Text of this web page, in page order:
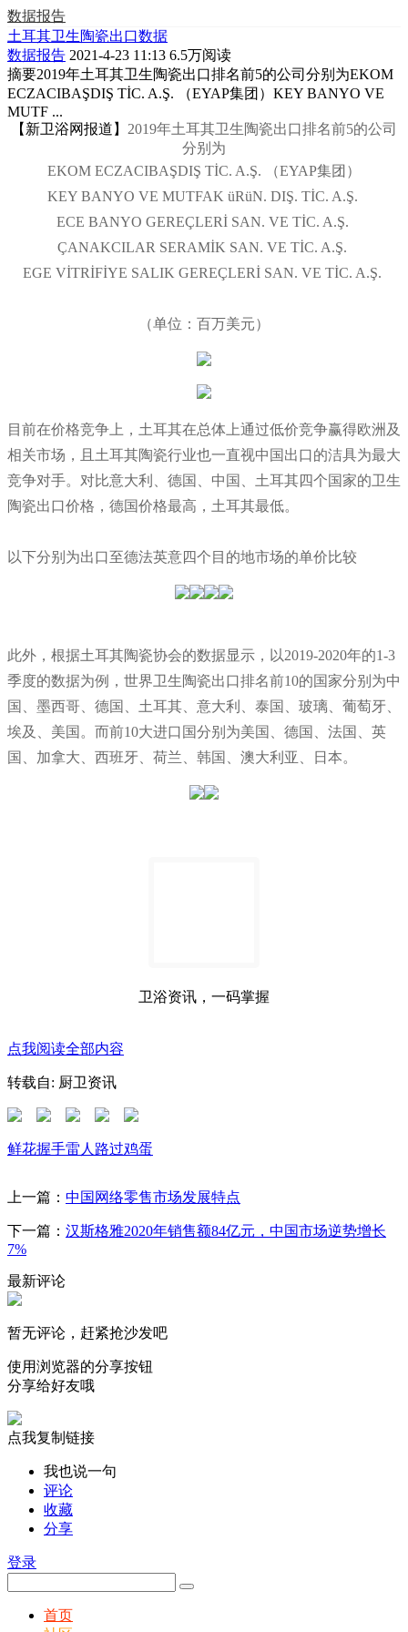
数据报告
土耳其卫生陶瓷出口数据
数据报告 2021-4-23 11:13 6.5万阅读
摘要2019年土耳其卫生陶瓷出口排名前5的公司分别为EKOM
ECZACIBAŞDIŞ TİC. A.Ş. （EYAP集团）KEY BANYO VE
MUTF ...
【新卫浴网报道】 2019年土耳其卫生陶瓷出口排名前5的公司
分别为
EKOM ECZACIBAŞDIŞ TİC. A.Ş. （EYAP集团）
KEY BANYO VE MUTFAK üRüN. DIŞ. TİC. A.Ş.
ECE BANYO GEREÇLERİ SAN. VE TİC. A.Ş.
ÇANAKCILAR SERAMİK SAN. VE TİC. A.Ş.
EGE VİTRİFİYE SALIK GEREÇLERİ SAN. VE TİC. A.Ş.
（单位：百万美元）
目前在价格竞争上，土耳其在总体上通过低价竞争赢得欧洲及
相关市场，且土耳其陶瓷行业也一直视中国出口的洁具为最大
竞争对手。对比意大利、德国、中国、土耳其四个国家的卫生
陶瓷出口价格，德国价格最高，土耳其最低。
以下分别为出口至德法英意四个目的地市场的单价比较
此外，根据土耳其陶瓷协会的数据显示，以2019-2020年的1-3
季度的数据为例，世界卫生陶瓷出口排名前10的国家分别为中
国、墨西哥、德国、土耳其、意大利、泰国、玻璃、葡萄牙、
埃及、美国。而前10大进口国分别为美国、德国、法国、英
国、加拿大、西班牙、荷兰、韩国、澳大利亚、日本。
卫浴资讯，一码掌握
点我阅读全部内容
转载自: 厨卫资讯
鲜花握手雷人 路过鸡蛋
上一篇： 中国网络零售市场发展特点
下一篇： 汉斯格雅2020年销售额84亿元，中国市场逆势增长
7%
最新评论
暂无评论，赶紧抢沙发吧
使用浏览器的分享按钮
分享给好友哦
点我复制链接
我也说一句
评论
收藏
分享
登录
首页